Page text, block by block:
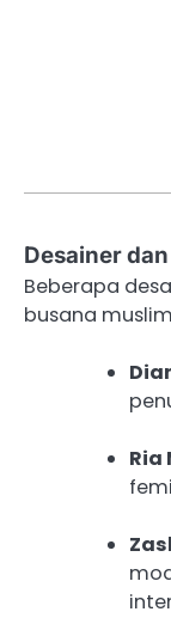
Desainer
Beberapa
busana
Ria